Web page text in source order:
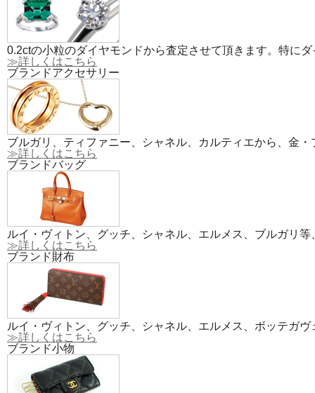
0.2ctの小粒のダイヤモンドから査定させて頂きます。特に
≫詳しくはこちら
ブランドアクセサリー
ブルガリ、ティファニー、シャネル、カルティエから、金
≫詳しくはこちら
ブランドバッグ
ルイ・ヴィトン、グッチ、シャネル、エルメス、ブルガリ
≫詳しくはこちら
ブランド財布
ルイ・ヴィトン、グッチ、シャネル、エルメス、ボッテガ
≫詳しくはこちら
ブランド小物